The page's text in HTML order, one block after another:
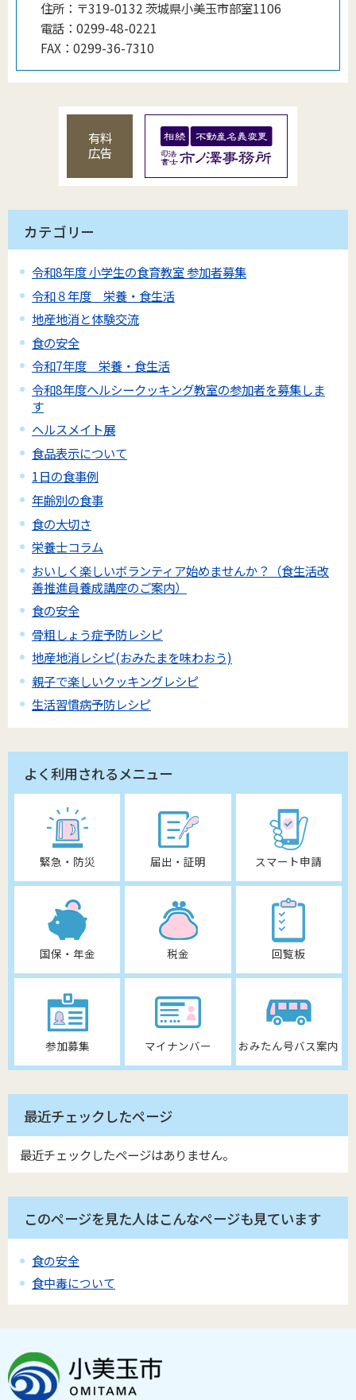
住所： 〒319-0132 茨城県小美玉市部室1106
電話： 0299-48-0221
FAX： 0299-36-7310
有料
広告
カテゴリー
令和8年度 小学生の食育教室 参加者募集
令和８年度 栄養・食生活
地産地消と体験交流
食の安全
令和7年度 栄養・食生活
令和8年度ヘルシークッキング教室の参加者を募集しま
す
ヘルスメイト展
食品表示について
1日の食事例
年齢別の食事
食の大切さ
栄養士コラム
おいしく楽しいボランティア始めませんか？（食生活改
善推進員養成講座のご案内）
食の安全
骨粗しょう症予防レシピ
地産地消レシピ(おみたまを味わおう)
親子で楽しいクッキングレシピ
生活習慣病予防レシピ
よく利用されるメニュー
緊急・防災 届出・証明 スマート申請
国保・年金 税金 回覧板
参加募集 マイナンバー おみたん号バス案内
最近チェックしたページ
最近チェックしたページはありません。
このページを見た人はこんなページも見ています
食の安全
食中毒について